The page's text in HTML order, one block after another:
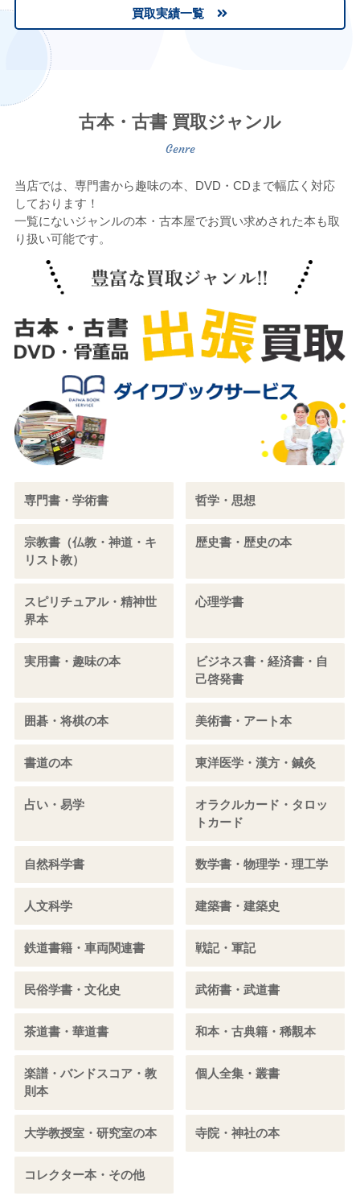
買取実績一覧
古本・古書 買取ジャンル
当店では、専門書から趣味の本、DVD・CDまで幅広く対応
しております！
一覧にないジャンルの本・古本屋でお買い求めされた本も取
り扱い可能です。
専門書・学術書 哲学・思想
宗教書（仏教・神道・キ
リスト教）
歴史書・歴史の本
スピリチュアル・精神世
界本
心理学書
実用書・趣味の本
ビジネス書・経済書・自
己啓発書
囲碁・将棋の本 美術書・アート本
書道の本 東洋医学・漢方・鍼灸
占い・易学
オラクルカード・タロッ
トカード
自然科学書 数学書・物理学・理工学
人文科学 建築書・建築史
鉄道書籍・車両関連書 戦記・軍記
民俗学書・文化史 武術書・武道書
茶道書・華道書 和本・古典籍・稀覯本
楽譜・バンドスコア・教
則本
個人全集・叢書
大学教授室・研究室の本 寺院・神社の本
コレクター本・その他